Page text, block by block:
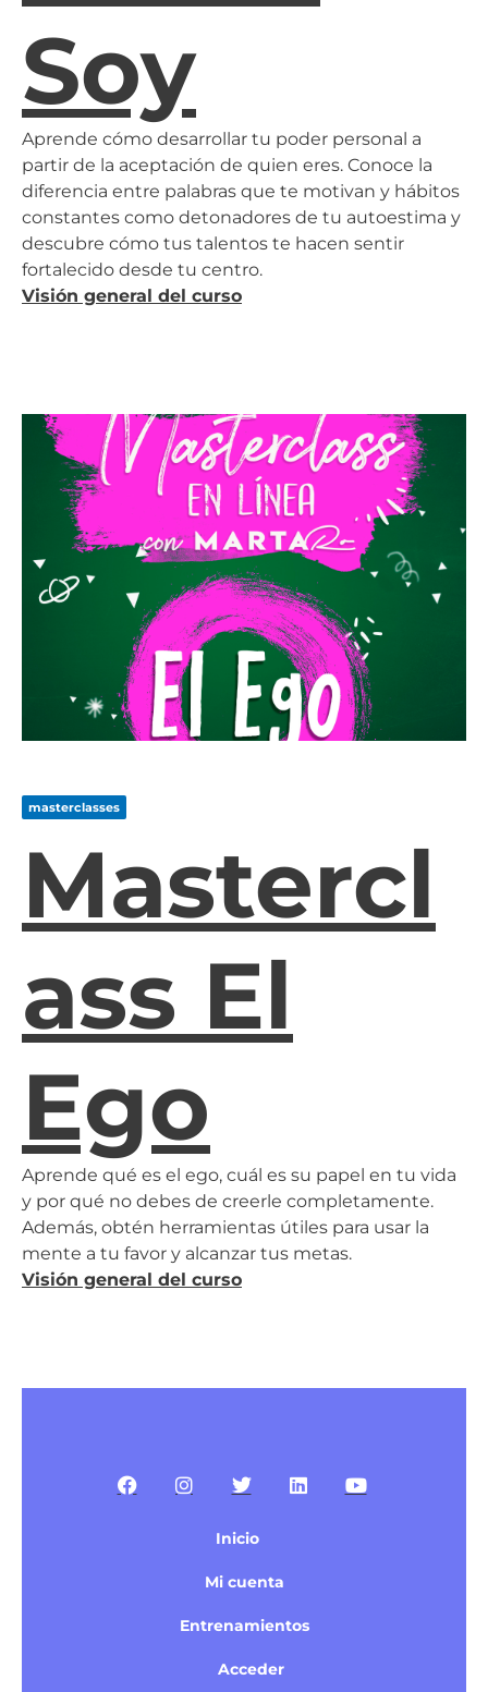
Soy
Aprende cómo desarrollar tu poder personal a
partir de la aceptación de quien eres. Conoce la
diferencia entre palabras que te motivan y hábitos
constantes como detonadores de tu autoestima y
descubre cómo tus talentos te hacen sentir
fortalecido desde tu centro.
Visión general del curso
masterclasses
Mastercl
Ass El
Ego
Aprende qué es el ego, cuál es su papel en tu vida
y por qué no debes de creerle completamente.
Además, obtén herramientas útiles para usar la
mente a tu favor y alcanzar tus metas.
Visión general del curso
Inicio
Mi cuenta
Entrenamientos
Acceder